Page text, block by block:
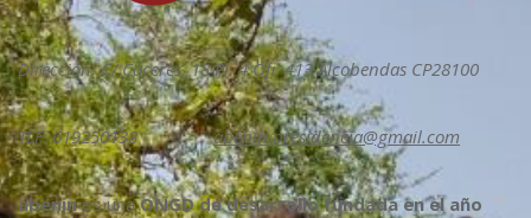
Dirección: C/ Cáceres, 18 Pl. 4 Ofi. 413 Alcobendas CP28100
TLF: 619250138abenin.presidencia@gmail.com
abenines unaONGD de desarrollo fundada en el año